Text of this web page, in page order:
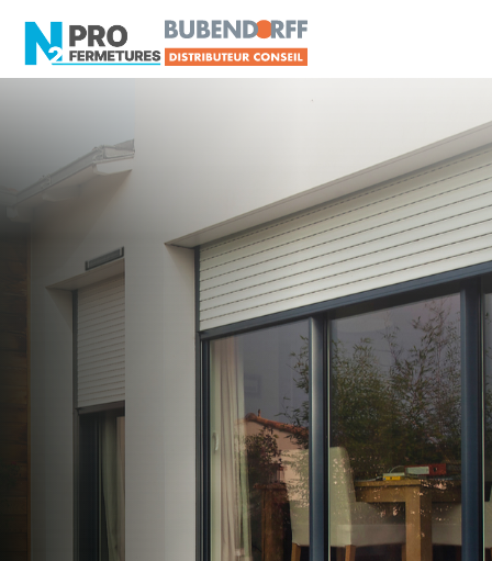
MAINE-ET-LOIRE -
Volet roulant
Mozé-sur-Louet
Artisan, Menuisier, TPE ou PME proche de
Mozé-sur-Louet ?
N2PRO Fermetures est votre référent Volet
roulant officiel pour vous apporter : Tarifs directs
usines sans minimum d'achat - Assistance
technique chantier et service réactif avec